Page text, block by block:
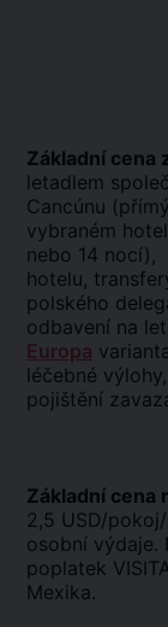
Základní cena
letadlem
Cancúnu
vybraném
nebo 14 nocí),
hotelu,
polského
odbavení na
Europa
léčebné
pojištění
Základní cena
2,5 USD/
osobní výdaje.
poplatek
Mexika.